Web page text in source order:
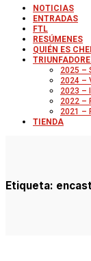
NOTICIAS
ENTRADAS
FTL
RESÚMENES
QUIÉN ES
2025 –
2024 –
2023 –
2022 –
2021 –
TIENDA
Etiqueta: